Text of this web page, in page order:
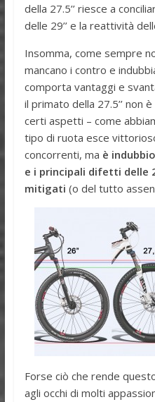
della 27.5’’ riesce a
delle 29’’ e la reattività
Insomma, come sempre
mancano i contro e
comporta vantaggi e
il primato della 27.5’’ non
certi aspetti – come
tipo di ruota esce
concorrenti, ma è
e i principali difetti delle
mitigati (o del tutto
Forse ciò che rende
agli occhi di molti